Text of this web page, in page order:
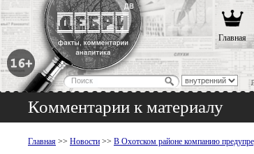
Главная
Комментарии к материалу
Главная >> Новости >> В Охотском районе компанию